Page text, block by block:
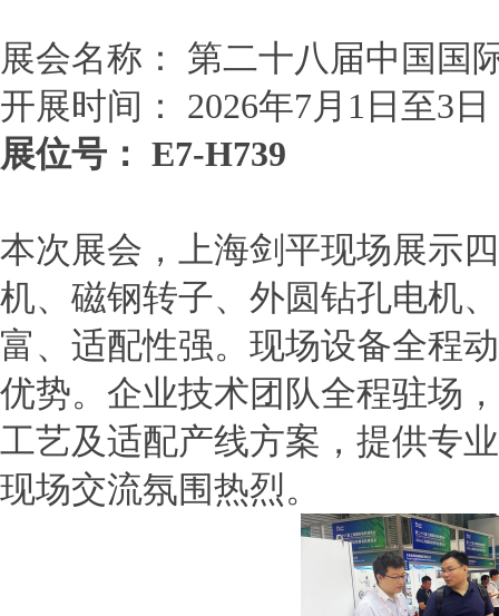
展会名称： 第二十八届中国国
开展时间：
2026年7月 1 日至3 日
展位号： E7-H739
本次展会，上海剑平现场展示
机、磁钢转子、外圆钻孔电机
富、适配性强。现场设备全程
优势。企业技术团队全程驻场
工艺及适配产线方案，提供专
现场交流氛围热烈。